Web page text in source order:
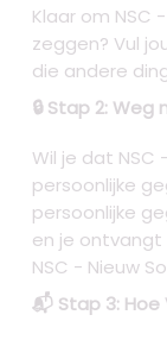
Klaar om NSC
zeggen? Vul
die andere
🔒 Stap 2:
Wil je dat
persoonlijke
persoonlijke
en je
NSC - Nieuw
📬 Stap 3: Hoe